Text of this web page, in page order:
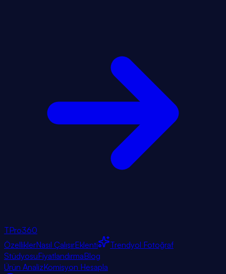
TPro360
ÖzelliklerNasıl ÇalışırEklenti
Trendyol Fotoğraf
StüdyosuFiyatlandırmaBlog
Ürün AnalizKomisyon Hesapla